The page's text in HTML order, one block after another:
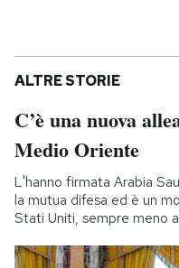
ALTRE STORIE
C’è una nuova
Medio Oriente
L'hanno firmata Arabia
la mutua difesa ed è un
Stati Uniti, sempre meno